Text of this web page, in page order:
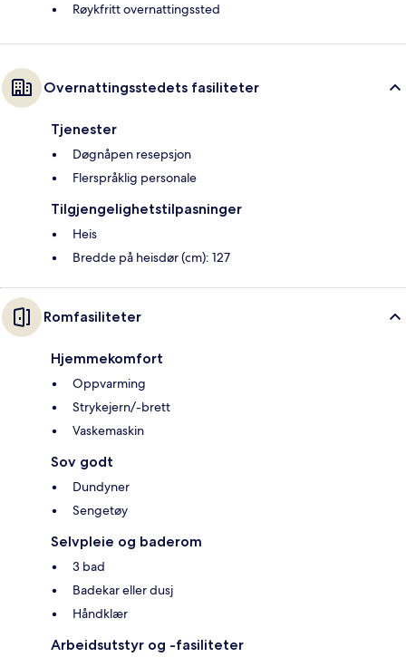
Røykfritt overnattingssted
Overnattingsstedets fasiliteter
Tjenester
Døgnåpen resepsjon
Flerspråklig personale
Tilgjengelighetstilpasninger
Heis
Bredde på heisdør (cm): 127
Romfasiliteter
Hjemmekomfort
Oppvarming
Strykejern/-brett
Vaskemaskin
Sov godt
Dundyner
Sengetøy
Selvpleie og baderom
3 bad
Badekar eller dusj
Håndklær
Arbeidsutstyr og -fasiliteter